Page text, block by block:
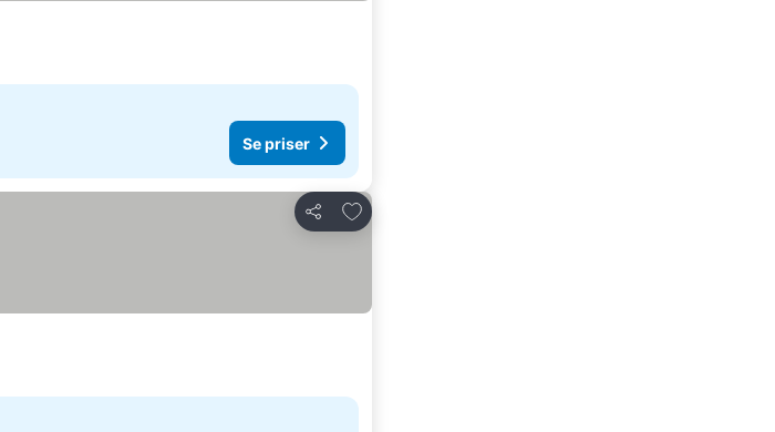
Se priser
Dela
Lägg till i Mina Favoriter